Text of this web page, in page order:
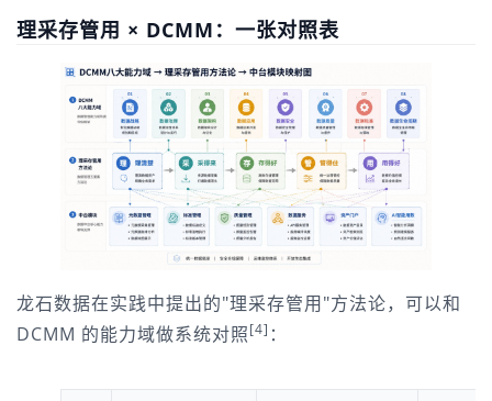
理采存管用 × DCMM：一张对照表
龙石数据在实践中提出的"理采存管用"方法论，可以和
DCMM 的能力域做系统对照[4] ：